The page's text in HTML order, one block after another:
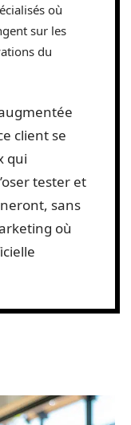
où
sur les
du
client se
qui
tester et
sans
où